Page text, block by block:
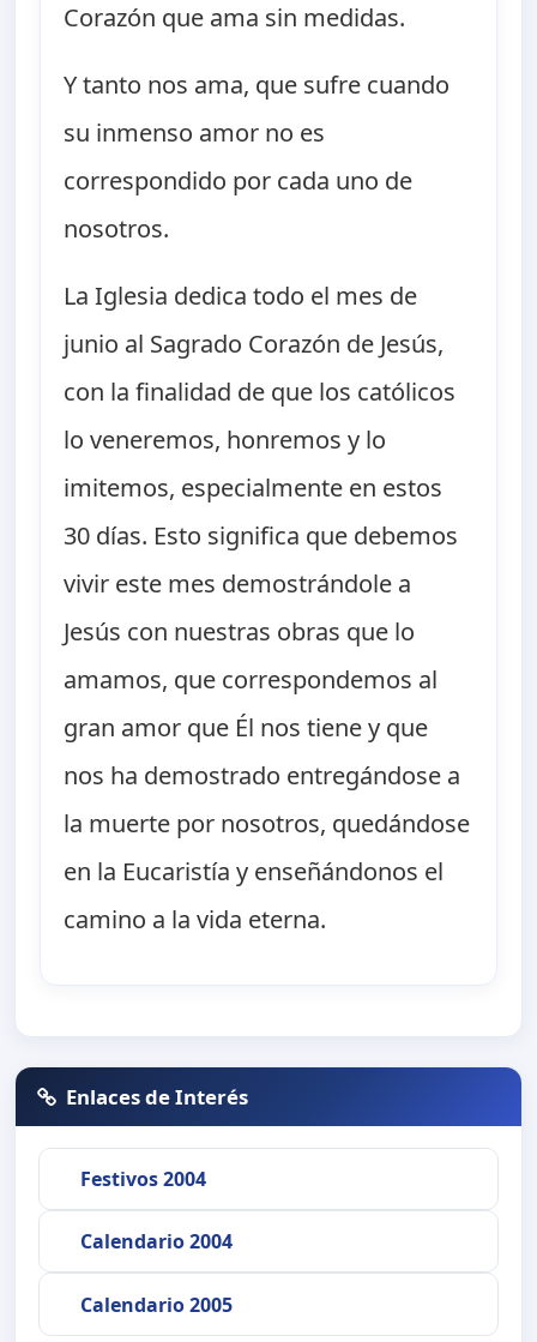
Corazón que ama sin medidas.
Y tanto nos ama, que sufre cuando
su inmenso amor no es
correspondido por cada uno de
nosotros.
La Iglesia dedica todo el mes de
junio al Sagrado Corazón de Jesús,
con la finalidad de que los católicos
lo veneremos, honremos y lo
imitemos, especialmente en estos
30 días. Esto significa que debemos
vivir este mes demostrándole a
Jesús con nuestras obras que lo
amamos, que correspondemos al
gran amor que Él nos tiene y que
nos ha demostrado entregándose a
la muerte por nosotros, quedándose
en la Eucaristía y enseñándonos el
camino a la vida eterna.
Enlaces de Interés
Festivos 2004
Calendario 2004
Calendario 2005